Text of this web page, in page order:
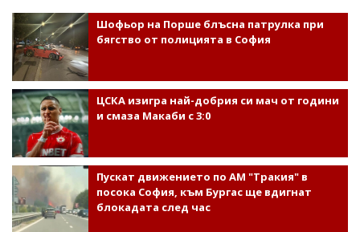
Шофьор на Порше блъсна патрулка при
бягство от полицията в София
ЦСКА изигра най-добрия си мач от години
и смаза Макаби с 3:0
Пускат движението по АМ "Тракия" в
посока София, към Бургас ще вдигнат
блокадата след час